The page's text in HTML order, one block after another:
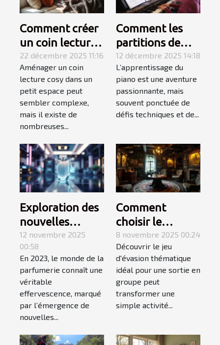
Comment créer
un coin lecture
cosy dans un
petit espace ?
22 décembre 2025 11:16
Aménager un coin
lecture cosy dans un
petit espace peut
sembler complexe,
mais il existe de
nombreuses...
Comment les
partitions de
niveau variable
favorisent
l'apprentissage
du piano ?
12 décembre 2025 14:18
L’apprentissage du
piano est une aventure
passionnante, mais
souvent ponctuée de
défis techniques et de...
Exploration des
nouvelles
tendances des
parfums en
2023
12 novembre 2025
00:58
En 2023, le monde de la
parfumerie connaît une
véritable
effervescence, marqué
par l’émergence de
nouvelles...
Comment
choisir le
meilleur jeu
d'évasion
thématique
pour une sortie
en groupe ?
8 novembre 2025 00:24
Découvrir le jeu
d'évasion thématique
idéal pour une sortie en
groupe peut
transformer une
simple activité...